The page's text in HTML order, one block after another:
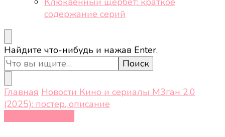
содержание серий
Ищите
что-
то?
Найдите что-нибудь и нажав Enter.
Главная Новости Кино и сериалы М3ган 2.0
(2025): постер, описание